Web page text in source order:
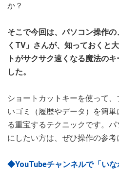
か？
そこで今回は、パソコン操作
くTV」さんが、知っておくと
トがサクサク速くなる魔法の
した。
ショートカットキーを使って
いゴミ（履歴やデータ）を簡
る重宝するテクニックです。
にしたい方は、ぜひ操作の参考
◆YouTubeチャンネルで「い